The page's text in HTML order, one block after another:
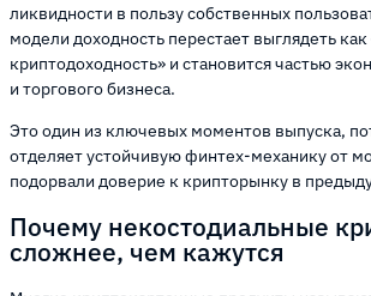
ликвидности в пользу собственных
модели доходность перестает выглядеть
криптодоходность» и становится частью
и торгового бизнеса.
Это один из ключевых моментов выпуска,
отделяет устойчивую финтех-механику от
подорвали доверие к крипторынку в
Почему некостодиальные
сложнее, чем кажутся